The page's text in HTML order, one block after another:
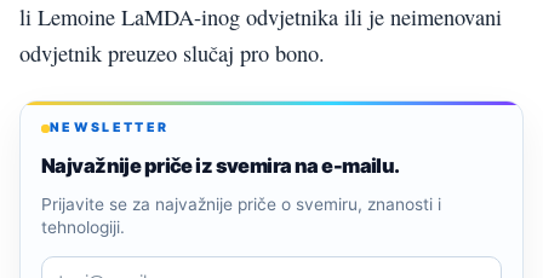
li Lemoine LaMDA-inog odvjetnika ili je neimenovani
odvjetnik preuzeo slučaj pro bono.
NEWSLETTER
Najvažnije priče iz svemira na e-mailu.
Prijavite se za najvažnije priče o svemiru, znanosti i
tehnologiji.